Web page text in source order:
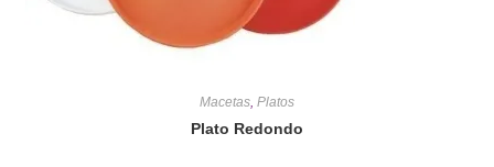
Macetas Platos
Plato Redondo